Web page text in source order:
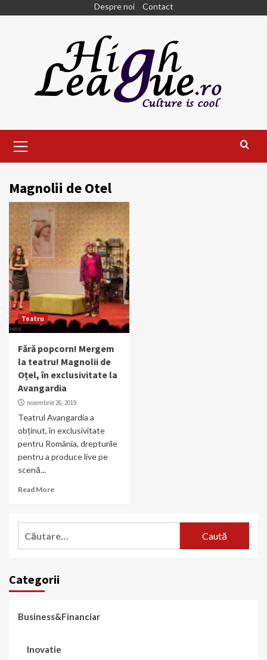
Despre noi Contact
Menu
Magnolii de Otel
Teatru
Fără popcorn! Mergem
la teatru! Magnolii de
Oțel, în exclusivitate la
Avangardia
noiembrie 26, 2019
Teatrul Avangardia a
obținut, în exclusivitate
pentru România, drepturile
pentru a produce live pe
scenă...
Read More
Categorii
Business&Financiar
Inovatie